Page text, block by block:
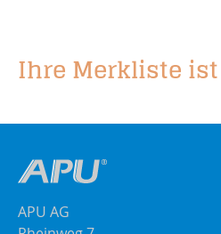
Ihre Merkliste
APU AG